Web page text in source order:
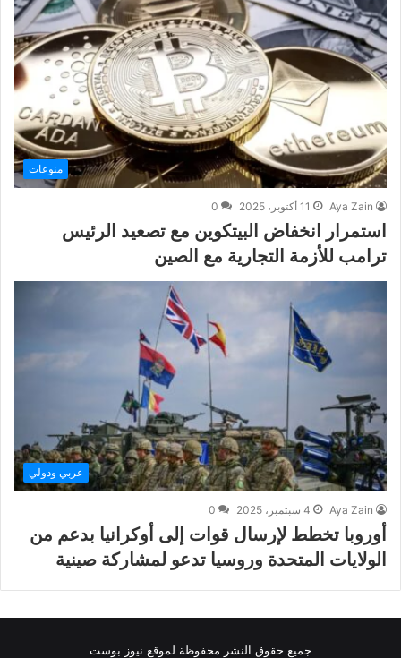
منوعات
Aya Zain 11 أكتوبر، 2025 0
استمرار انخفاض البيتكوين مع تصعيد الرئيس
ترامب للأزمة التجارية مع الصين
عربي ودولي
Aya Zain 4 سبتمبر، 2025 0
أوروبا تخطط لإرسال قوات إلى أوكرانيا بدعم من
الولايات المتحدة وروسيا تدعو لمشاركة صينية
جميع حقوق النشر محفوظة لموقع نيوز بوست